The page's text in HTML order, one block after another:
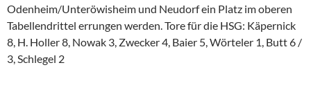
Odenheim/Unteröwisheim und Neudorf ein Platz im oberen
Tabellendrittel errungen werden. Tore für die HSG: Käpernick
8, H. Holler 8, Nowak 3, Zwecker 4, Baier 5, Wörteler 1, Butt 6 /
3, Schlegel 2